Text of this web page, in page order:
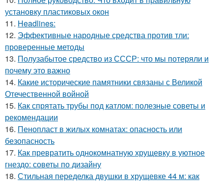
установку пластиковых окон
11. Headlines:
12. Эффективные народные средства против тли:
проверенные методы
13. Полузабытое средство из СССР: что мы потеряли и
почему это важно
14. Какие исторические памятники связаны с Великой
Отечественной войной
15. Как спрятать трубы под катлом: полезные советы и
рекомендации
16. Пенопласт в жилых комнатах: опасность или
безопасность
17. Как превратить однокомнатную хрущевку в уютное
гнездо: советы по дизайну
18. Стильная переделка двушки в хрущевке 44 м: как